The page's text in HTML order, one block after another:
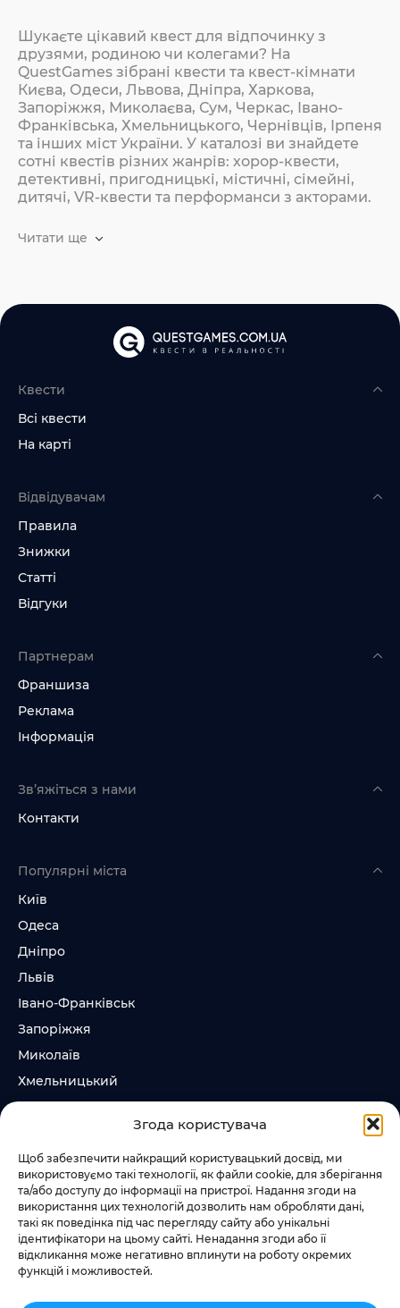
Згода користувача
Щоб забезпечити найкращий користувацький досвід, ми
використовуємо такі технології, як файли cookie, для зберігання
та/або доступу до інформації на пристрої. Надання згоди на
використання цих технологій дозволить нам обробляти дані,
такі як поведінка під час перегляду сайту або унікальні
ідентифікатори на цьому сайті. Ненадання згоди або її
відкликання може негативно вплинути на роботу окремих
функцій і можливостей.
Шукаєте цікавий квест для відпочинку з
друзями, родиною чи колегами? На
QuestGames зібрані квести та квест-кімнати
Києва, Одеси, Львова, Дніпра, Харкова,
Запоріжжя, Миколаєва, Сум, Черкас, Івано-
Франківська, Хмельницького, Чернівців, Ірпеня
та інших міст України. У каталозі ви знайдете
сотні квестів різних жанрів: хорор-квести,
детективні, пригодницькі, містичні, сімейні,
дитячі, VR-квести та перформанси з акторами.
Читати ще
Квести
Всі квести
На карті
Відвідувачам
Правила
Знижки
Статті
Відгуки
Партнерам
Франшиза
Реклама
Інформація
Зв’яжіться з нами
Контакти
Популярні міста
Київ
Одеса
Дніпро
Львів
Івано-Франківськ
Запоріжжя
Миколаїв
Хмельницький
Суми
Слідкувати за нами
+38 073 185 81 11
+38 067 457 86 44